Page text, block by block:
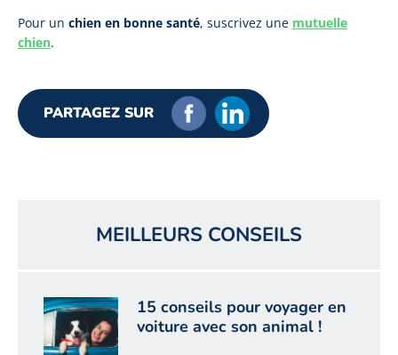
Pour un chien en bonne santé, suscrivez une mutuelle
chien.
PARTAGEZ SUR
MEILLEURS CONSEILS
15 conseils pour voyager en
voiture avec son animal !